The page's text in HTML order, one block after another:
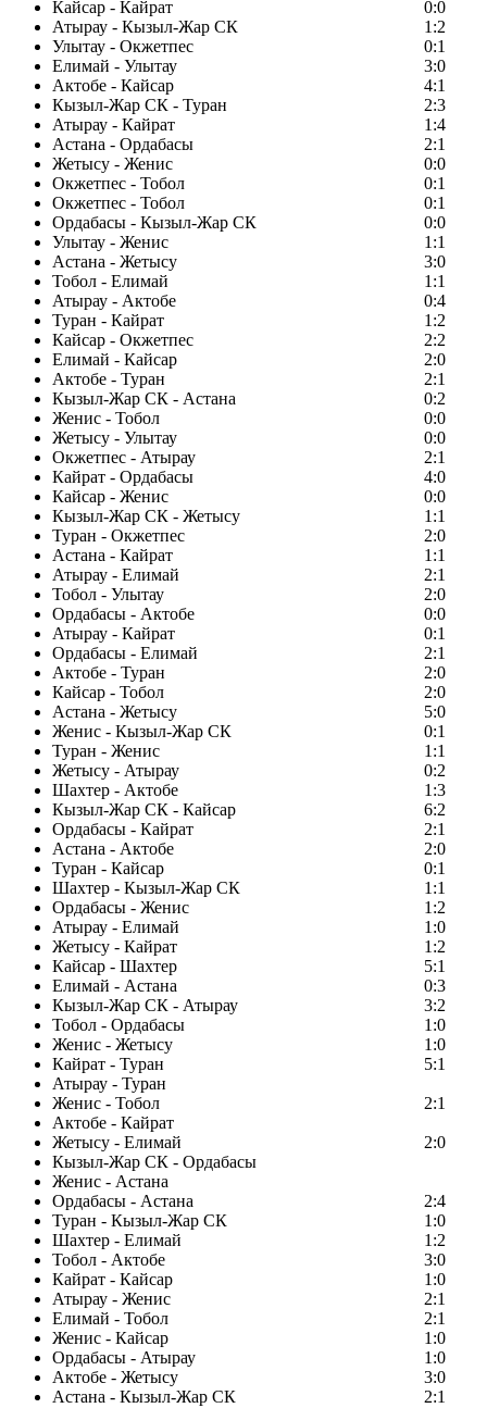
Кайсар - Кайрат
0:0
Атырау - Кызыл-Жар СК
1:2
Улытау - Окжетпес
0:1
Елимай - Улытау
3:0
Актобе - Кайсар
4:1
Кызыл-Жар СК - Туран
2:3
Атырау - Кайрат
1:4
Астана - Ордабасы
2:1
Жетысу - Женис
0:0
Окжетпес - Тобол
0:1
Окжетпес - Тобол
0:1
Ордабасы - Кызыл-Жар СК
0:0
Улытау - Женис
1:1
Астана - Жетысу
3:0
Тобол - Елимай
1:1
Атырау - Актобе
0:4
Туран - Кайрат
1:2
Кайсар - Окжетпес
2:2
Елимай - Кайсар
2:0
Актобе - Туран
2:1
Кызыл-Жар СК - Астана
0:2
Женис - Тобол
0:0
Жетысу - Улытау
0:0
Окжетпес - Атырау
2:1
Кайрат - Ордабасы
4:0
Кайсар - Женис
0:0
Кызыл-Жар СК - Жетысу
1:1
Туран - Окжетпес
2:0
Астана - Кайрат
1:1
Атырау - Елимай
2:1
Тобол - Улытау
2:0
Ордабасы - Актобе
0:0
Атырау - Кайрат
0:1
Ордабасы - Елимай
2:1
Актобе - Туран
2:0
Кайсар - Тобол
2:0
Астана - Жетысу
5:0
Женис - Кызыл-Жар СК
0:1
Туран - Женис
1:1
Жетысу - Атырау
0:2
Шахтер - Актобе
1:3
Кызыл-Жар СК - Кайсар
6:2
Ордабасы - Кайрат
2:1
Астана - Актобе
2:0
Туран - Кайсар
0:1
Шахтер - Кызыл-Жар СК
1:1
Ордабасы - Женис
1:2
Атырау - Елимай
1:0
Жетысу - Кайрат
1:2
Кайсар - Шахтер
5:1
Елимай - Астана
0:3
Кызыл-Жар СК - Атырау
3:2
Тобол - Ордабасы
1:0
Женис - Жетысу
1:0
Кайрат - Туран
5:1
Атырау - Туран
Женис - Тобол
2:1
Актобе - Кайрат
Жетысу - Елимай
2:0
Кызыл-Жар СК - Ордабасы
Женис - Астана
Ордабасы - Астана
2:4
Туран - Кызыл-Жар СК
1:0
Шахтер - Елимай
1:2
Тобол - Актобе
3:0
Кайрат - Кайсар
1:0
Атырау - Женис
2:1
Елимай - Тобол
2:1
Женис - Кайсар
1:0
Ордабасы - Атырау
1:0
Актобе - Жетысу
3:0
Астана - Кызыл-Жар СК
2:1